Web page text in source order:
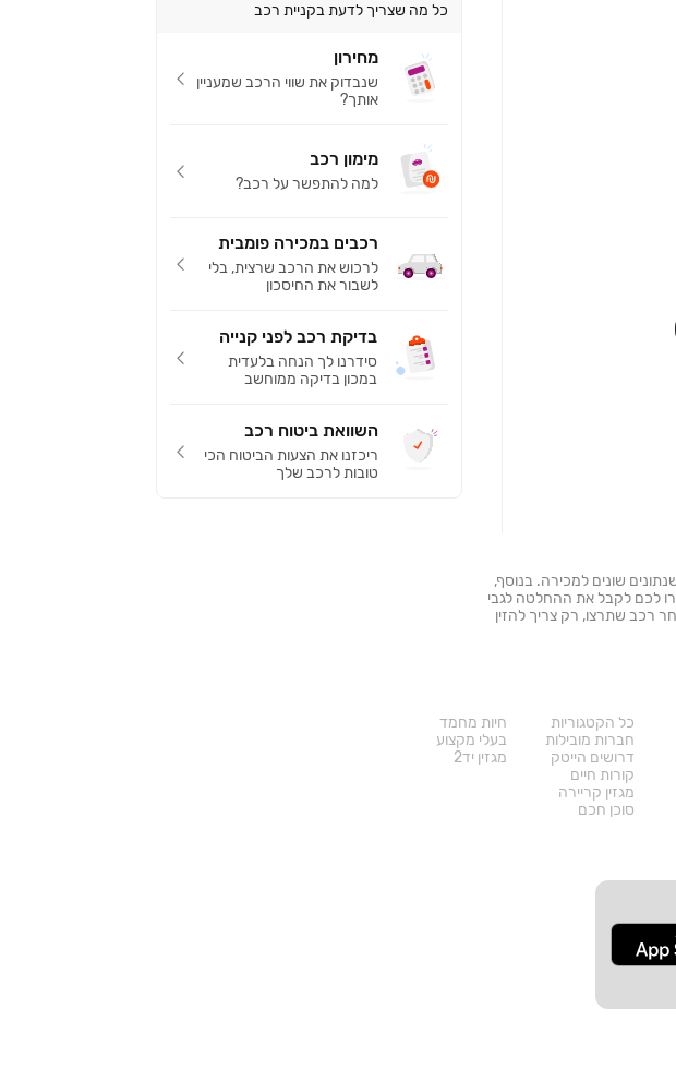
כל מה שצריך לדעת בקניית רכב
מחירון
שנבדוק את שווי הרכב שמעניין
אותך?
מימון רכב
למה להתפשר על רכב?
רכבים במכירה פומבית
לרכוש את הרכב שרצית, בלי
לשבור את החיסכון
בדיקת רכב לפני קנייה
סידרנו לך הנחה בלעדית
במכון בדיקה ממוחשב
השוואת ביטוח רכב
ריכזנו את הצעות הביטוח הכי
טובות לרכב שלך
משנתונים שונים למכירה. בנוסף,
לכם לקבל את ההחלטה לגבי
רכב שתרצו, רק צריך להזין
כל הקטגוריות
חברות מובילות
דרושים הייטק
קורות חיים
מגזין קריירה
סוכן חכם
חיות מחמד
בעלי מקצוע
מגזין יד2